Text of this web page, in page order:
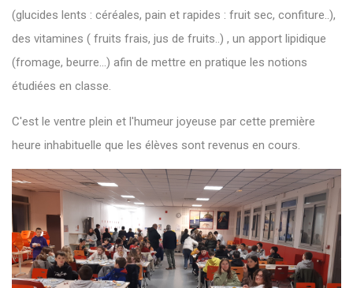
(glucides lents : céréales, pain et rapides : fruit sec, confiture..),
des vitamines ( fruits frais, jus de fruits..) , un apport lipidique
(fromage, beurre…) afin de mettre en pratique les notions
étudiées en classe.
C'est le ventre plein et l'humeur joyeuse par cette première
heure inhabituelle que les élèves sont revenus en cours.